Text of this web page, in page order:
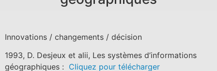
Innovations / changements / décision
1993, D. Desjeux et alii, Les systèmes d’informations
géographiques : Cliquez pour télécharger